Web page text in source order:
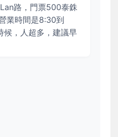
路，門票500泰銖
業時間是8:30到
候，人超多，建議早